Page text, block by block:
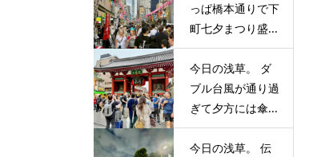
っぱ橋本通りで下
町七夕まつり盛...
今日の浅草。 ダ
ブル台風が通り過
ぎて夕方には傘...
今日の浅草。 伝